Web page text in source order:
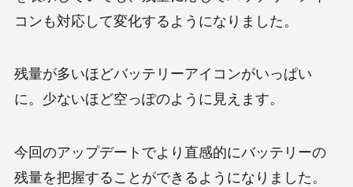
コンも対応して変化するようになりました。
残量が多いほどバッテリーアイコンがいっぱい
に。少ないほど空っぽのように見えます。
今回のアップデートでより直感的にバッテリーの
残量を把握することができるようになりました。